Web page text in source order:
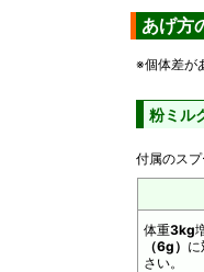
あげ方
※個体差が
粉ミル
付属のスプ
体重3kg
（6g）
さい。